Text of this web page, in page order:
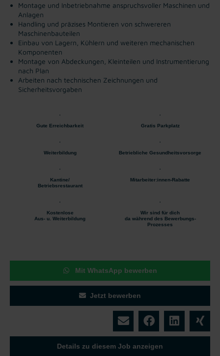
Montage und Inbetriebnahme anspruchsvoller Maschinen und
Anlagen
Handling und präzises Montieren von schwereren
Maschinenbauteilen
Einbau von Lagern, Kühlern und weiteren mechanischen
Komponenten
Montage von Abdeckungen, Kleinteilen und Instrumentierung
nach Plan
Arbeiten nach technischen Zeichnungen und
Sicherheitsvorgaben
Gute Erreichbarkeit Gratis Parkplatz
Weiterbildung Betriebliche Gesundheitsvorsorge
Kantine/
Betriebsrestaurant
Mitarbeiter:innen-Rabatte
Kostenlose
Aus- u. Weiterbildung
Wir sind für dich
da während des Bewerbungs-
Prozesses
Mit WhatsApp bewerben
Jetzt bewerben
Details zu diesem Job anzeigen